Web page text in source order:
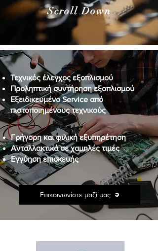
Scroll Down
Τεχνικός έλεγχος εξοπλισμού
Προληπτική συντήρηση εξοπλισμού
Εξειδικευμένο Service από
πιστοποιημένους τεχνικούς
Γρήγορη και φιλική εξυπηρέτηση
Ανταλλακτικά σε χαμηλές τιμές
Εγγύηση επισκευής
Επικοινωνίστε μαζί μας